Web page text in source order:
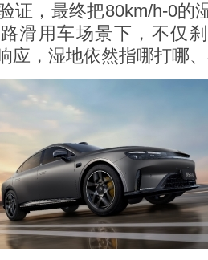
证，最终把80km/h-0的
滑用车场景下，不仅
应，湿地依然指哪打哪